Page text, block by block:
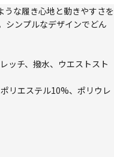
な履き心地と動きやすさを
シンプルなデザインでどん
ッチ、撥水、ウエストスト
リエステル10%、ポリウレ